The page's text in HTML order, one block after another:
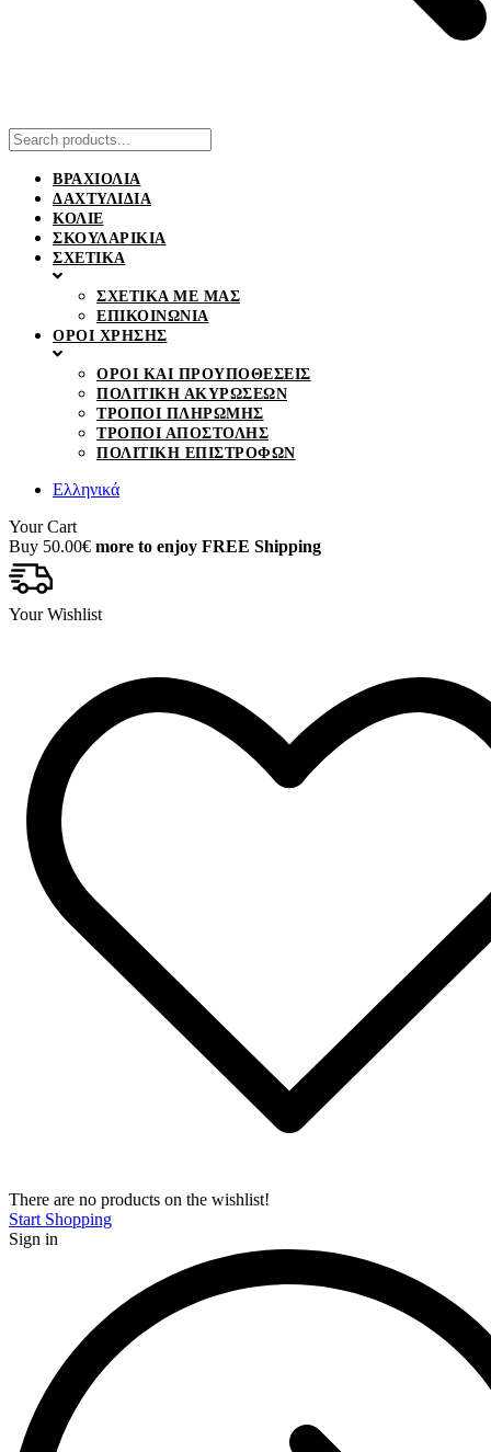
ΒΡΑΧΙΟΛΙΑ
ΔΑΧΤΥΛΙΔΙΑ
ΚΟΛΙΕ
ΣΚΟΥΛΑΡΙΚΙΑ
ΣΧΕΤΙΚΑ
ΣΧΕΤΙΚΑ ΜΕ ΜΑΣ
ΕΠΙΚΟΙΝΩΝΙΑ
ΟΡΟΙ ΧΡΗΣΗΣ
ΟΡΟΙ ΚΑΙ ΠΡΟΥΠΟΘΕΣΕΙΣ
ΠΟΛΙΤΙΚΗ ΑΚΥΡΩΣΕΩΝ
ΤΡΟΠΟΙ ΠΛΗΡΩΜΗΣ
ΤΡΟΠΟΙ ΑΠΟΣΤΟΛΗΣ
ΠΟΛΙΤΙΚΗ ΕΠΙΣΤΡΟΦΩΝ
Ελληνικά
Your Cart
Buy 50.00€ more to enjoy FREE Shipping
Your Wishlist
There are no products on the wishlist!
Start Shopping
Sign in